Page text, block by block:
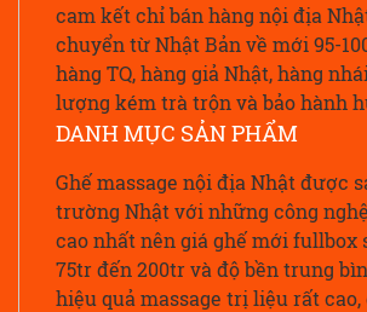
cam kết chỉ bán hàng nội địa
chuyển từ Nhật Bản về mới 95-
hàng TQ, hàng giả Nhật, hàng
lượng kém trà trộn và bảo hành
DANH MỤC SẢN PHẨM
Ghế massage nội địa Nhật được
trường Nhật với những công
cao nhất nên giá ghế mới fullbox
75tr đến 200tr và độ bền trung
hiệu quả massage trị liệu rất